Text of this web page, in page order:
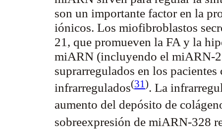
son un importante factor en la
iónicos. Los miofibroblastos
21, que promueven la FA y la
miARN (incluyendo el miARN-
suprarregulados en los
infrarregulados(31). La
aumento del depósito de
sobreexpresión de miARN-328